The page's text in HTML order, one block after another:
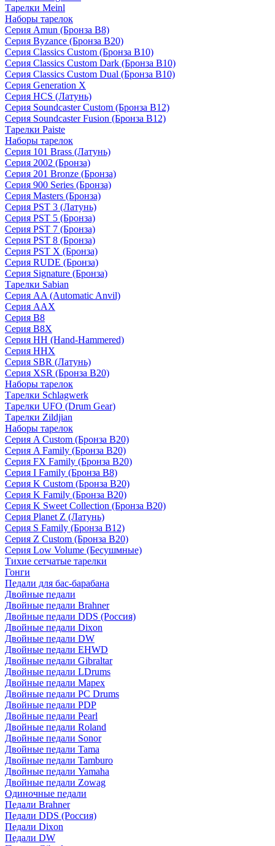
Тарелки Meinl
Наборы тарелок
Серия Amun (Бронза B8)
Серия Byzance (Бронза B20)
Серия Classics Custom (Бронза B10)
Серия Classics Custom Dark (Бронза B10)
Серия Classics Custom Dual (Бронза B10)
Серия Generation X
Серия HCS (Латунь)
Серия Soundcaster Custom (Бронза B12)
Серия Soundcaster Fusion (Бронза B12)
Тарелки Paiste
Наборы тарелок
Серия 101 Brass (Латунь)
Серия 2002 (Бронза)
Серия 201 Bronze (Бронза)
Серия 900 Series (Бронза)
Серия Masters (Бронза)
Серия PST 3 (Латунь)
Серия PST 5 (Бронза)
Серия PST 7 (Бронза)
Серия PST 8 (Бронза)
Серия PST X (Бронза)
Серия RUDE (Бронза)
Серия Signature (Бронза)
Тарелки Sabian
Серия AA (Automatic Anvil)
Серия AAX
Серия B8
Серия B8X
Серия HH (Hand-Hammered)
Серия HHX
Серия SBR (Латунь)
Серия XSR (Бронза B20)
Наборы тарелок
Тарелки Schlagwerk
Тарелки UFO (Drum Gear)
Тарелки Zildjian
Наборы тарелок
Серия A Custom (Бронза B20)
Серия A Family (Бронза B20)
Серия FX Family (Бронза B20)
Серия I Family (Бронза B8)
Серия K Custom (Бронза B20)
Серия K Family (Бронза B20)
Серия K Sweet Collection (Бронза B20)
Серия Planet Z (Латунь)
Серия S Family (Бронза B12)
Серия Z Custom (Бронза B20)
Серия Low Volume (Бесушмные)
Тихие сетчатые тарелки
Гонги
Педали для бас-барабана
Двойные педали
Двойные педали Brahner
Двойные педали DDS (Россия)
Двойные педали Dixon
Двойные педали DW
Двойные педали EHWD
Двойные педали Gibraltar
Двойные педали LDrums
Двойные педали Mapex
Двойные педали PC Drums
Двойные педали PDP
Двойные педали Pearl
Двойные педали Roland
Двойные педали Sonor
Двойные педали Tama
Двойные педали Tamburo
Двойные педали Yamaha
Двойные педали Zowag
Одиночные педали
Педали Brahner
Педали DDS (Россия)
Педали Dixon
Педали DW